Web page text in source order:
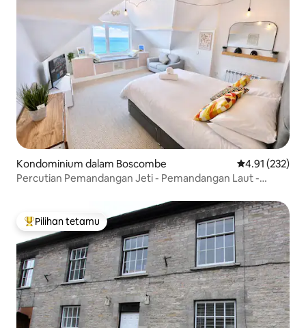
Kondominium dalam Boscombe Penarafan
4.91 (232)
Percutian Pemandangan Jeti - Pemandangan Laut -
Pilihan utama tetamu
Pilihan tetamu